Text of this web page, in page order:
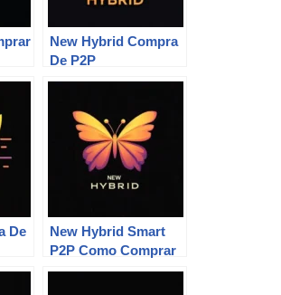
New Hybrid Compra
De P2P
De
New Hybrid Smart
P2P Como Comprar